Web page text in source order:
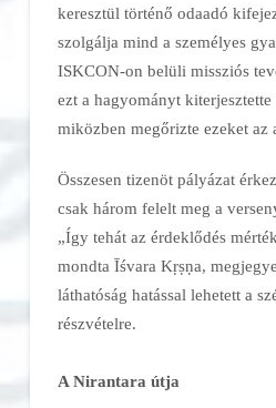
keresztül történő odaadó
szolgálja mind a személyes
ISKCON-on belüli missziós
ezt a hagyományt
miközben megőrizte ezeket az
Összesen tizenöt pályázat
csak három felelt meg a
„Így tehát az érdeklődés
mondta Īśvara Kṛṣṇa,
láthatóság hatással lehetett a
részvételre.
A Nirantara útja